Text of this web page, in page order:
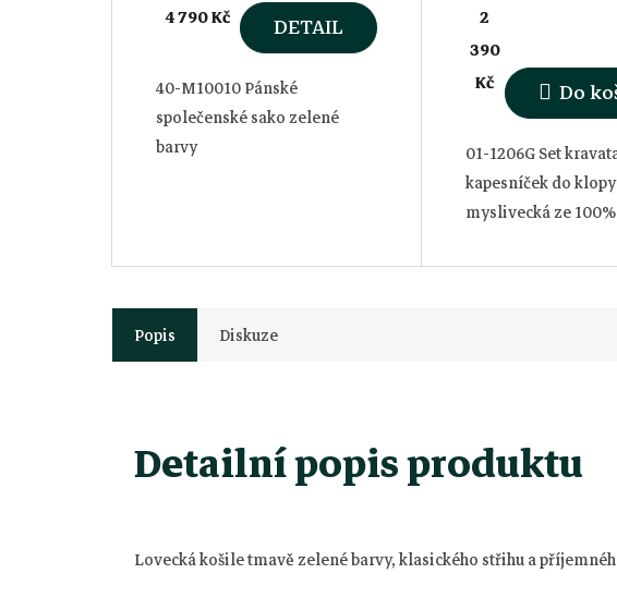
4 790 Kč DETAIL
40-M10010 Pánské
společenské sako zelené
barvy
2
390
Kč
Do
01-1206G Set
kapesníček do klopy
myslivecká ze
Popis Diskuze
Detailní popis produktu
Lovecká košile tmavě zelené barvy, klasického střihu a